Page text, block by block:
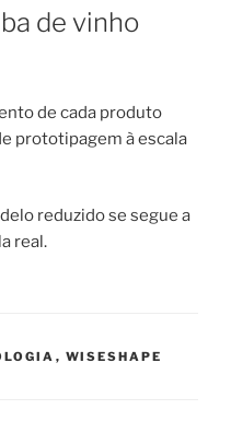
de vinho
de cada produto
prototipagem à escala
reduzido se segue a
real.
, WISESHAPE